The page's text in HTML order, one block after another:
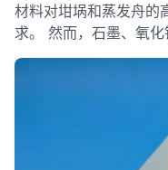
材料对坩埚和蒸发舟的
求。 然而，石墨、氧